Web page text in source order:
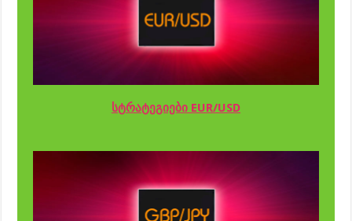
სტრატეგიები EUR/USD